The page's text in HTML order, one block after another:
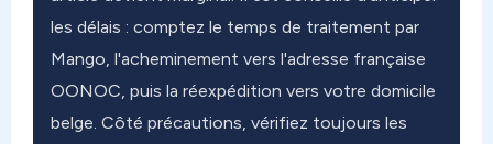
les délais : comptez le temps de traitement par
Mango, l'acheminement vers l'adresse française
OONOC, puis la réexpédition vers votre domicile
belge. Côté précautions, vérifiez toujours les